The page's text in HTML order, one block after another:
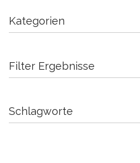
Kategorien
Filter Ergebnisse
Schlagworte